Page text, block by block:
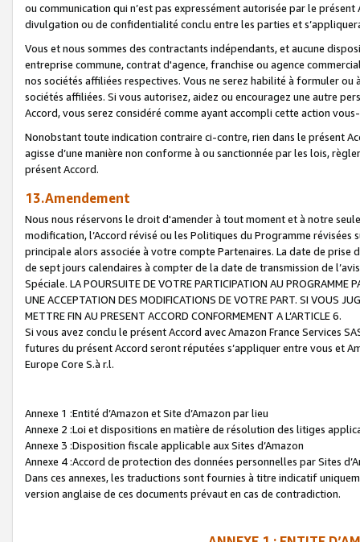
ou communication qui n’est pas expressément autorisée par le
divulgation ou de confidentialité conclu entre les parties et
Vous et nous sommes des contractants indépendants, et aucune
entreprise commune, contrat d'agence, franchise ou agence
nos sociétés affiliées respectives. Vous ne serez habilité à formuler
sociétés affiliées. Si vous autorisez, aidez ou encouragez une autre
Accord, vous serez considéré comme ayant accompli cette action
Nonobstant toute indication contraire ci-contre, rien dans le présent
agisse d’une manière non conforme à ou sanctionnée par les lois,
présent Accord.
13.Amendement
Nous nous réservons le droit d'amender à tout moment et à notre
modification, l’Accord révisé ou les Politiques du Programme
principale alors associée à votre compte Partenaires. La date de
de sept jours calendaires à compter de la date de transmission de
Spéciale. LA POURSUITE DE VOTRE PARTICIPATION AU PROGRAMME
UNE ACCEPTATION DES MODIFICATIONS DE VOTRE PART. SI VOUS
METTRE FIN AU PRESENT ACCORD CONFORMEMENT A L’ARTICLE 6.
Si vous avez conclu le présent Accord avec Amazon France Services
futures du présent Accord seront réputées s’appliquer entre vous et
Europe Core S.à r.l.
Annexe 1 :Entité d’Amazon et Site d’Amazon par lieu
Annexe 2 :Loi et dispositions en matière de résolution des litiges
Annexe 3 :Disposition fiscale applicable aux Sites d’Amazon
Annexe 4 :Accord de protection des données personnelles par Sites
Dans ces annexes, les traductions sont fournies à titre indicatif
version anglaise de ces documents prévaut en cas de contradiction.